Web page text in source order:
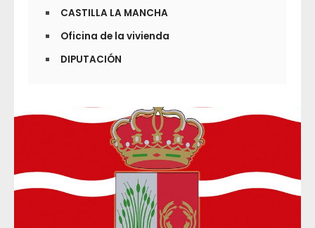
CASTILLA LA MANCHA
Oficina de la vivienda
DIPUTACIÓN